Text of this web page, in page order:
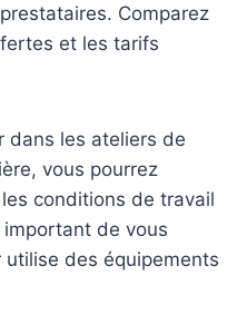
Comparez
et les tarifs
dans les ateliers de
vous pourrez
conditions de travail
de vous
des équipements